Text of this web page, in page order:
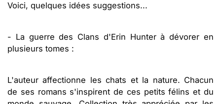
Voici, quelques idées suggestions...
- La guerre des Clans d'Erin Hunter à dévorer en
plusieurs tomes :
L'auteur affectionne les chats et la nature. Chacun
de ses romans s'inspirent de ces petits félins et du